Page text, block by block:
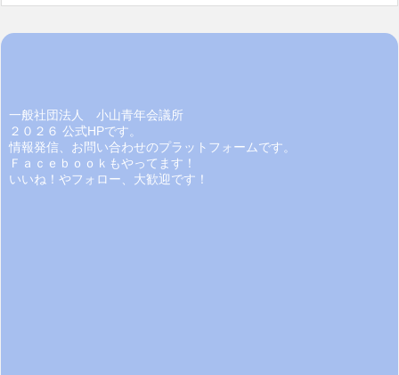
一般社団法人 小山青年会議所
２０２６ 公式HPです。
情報発信、お問い合わせのプラットフォームです。
Ｆａｃｅｂｏｏｋもやってます！
いいね！やフォロー、大歓迎です！